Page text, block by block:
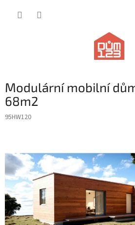
Modulární mobilní
68m2
95HW120